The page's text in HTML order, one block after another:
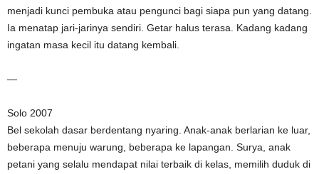
menjadi kunci pembuka atau pengunci bagi siapa pun yang datang.
Ia menatap jari-jarinya sendiri. Getar halus terasa. Kadang kadang
ingatan masa kecil itu datang kembali.
—
Solo 2007
Bel sekolah dasar berdentang nyaring. Anak-anak berlarian ke luar,
beberapa menuju warung, beberapa ke lapangan. Surya, anak
petani yang selalu mendapat nilai terbaik di kelas, memilih duduk di